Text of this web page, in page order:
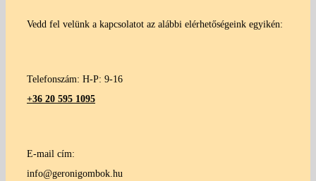
Vedd fel velünk a kapcsolatot az alábbi elérhetőségeink egyikén:
Telefonszám: H-P: 9-16
+36 20 595 1095
E-mail cím:
info@geronigombok.hu